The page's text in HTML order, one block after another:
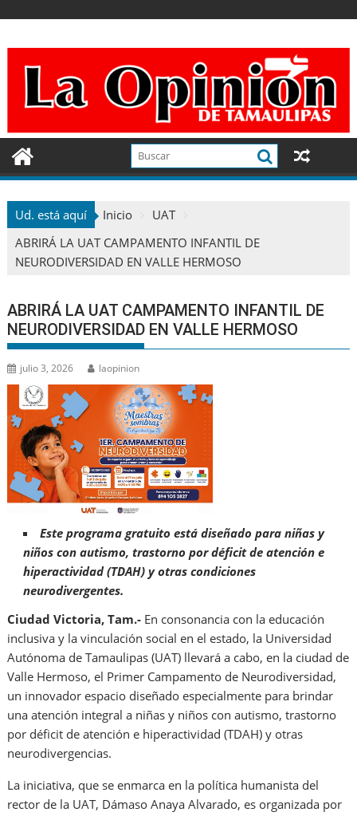
contenido
Ud. está aquí Inicio
UAT
ABRIRÁ LA UAT CAMPAMENTO INFANTIL DE
NEURODIVERSIDAD EN VALLE HERMOSO
ABRIRÁ LA UAT CAMPAMENTO INFANTIL DE
NEURODIVERSIDAD EN VALLE HERMOSO
julio 3, 2026 laopinion
Este programa gratuito está diseñado para niñas y
niños con autismo, trastorno por déficit de atención e
hiperactividad (TDAH) y otras condiciones
neurodivergentes.
Ciudad Victoria, Tam.- En consonancia con la educación
inclusiva y la vinculación social en el estado, la Universidad
Autónoma de Tamaulipas (UAT) llevará a cabo, en la ciudad de
Valle Hermoso, el Primer Campamento de Neurodiversidad,
un innovador espacio diseñado especialmente para brindar
una atención integral a niñas y niños con autismo, trastorno
por déficit de atención e hiperactividad (TDAH) y otras
neurodivergencias.
La iniciativa, que se enmarca en la política humanista del
rector de la UAT, Dámaso Anaya Alvarado, es organizada por